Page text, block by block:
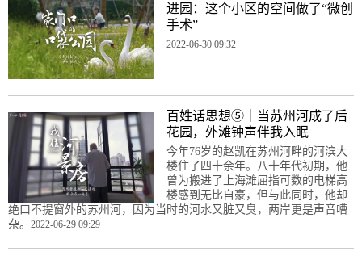
进园：这个小区的空间做了“微创
手术”
2022-06-30 09:32
百姓话思想⑤｜当苏州河成了后
花园，外滩钟声伴我入眠
今年76岁的赵凯在苏州河畔的河滨大
楼住了四十余年。八十年代初期，他
曾为搬进了上海滩屈指可数的电梯高
楼感到无比自豪，但与此同时，他却
绝口不提窗外的苏州河，因为当时的河水又脏又臭，两岸更是声音嘈
杂。 2022-06-29 09:29